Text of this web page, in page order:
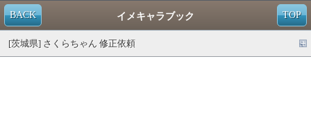
TOP
BACK イメキャラブック
[茨城県] さくらちゃん 修正依頼